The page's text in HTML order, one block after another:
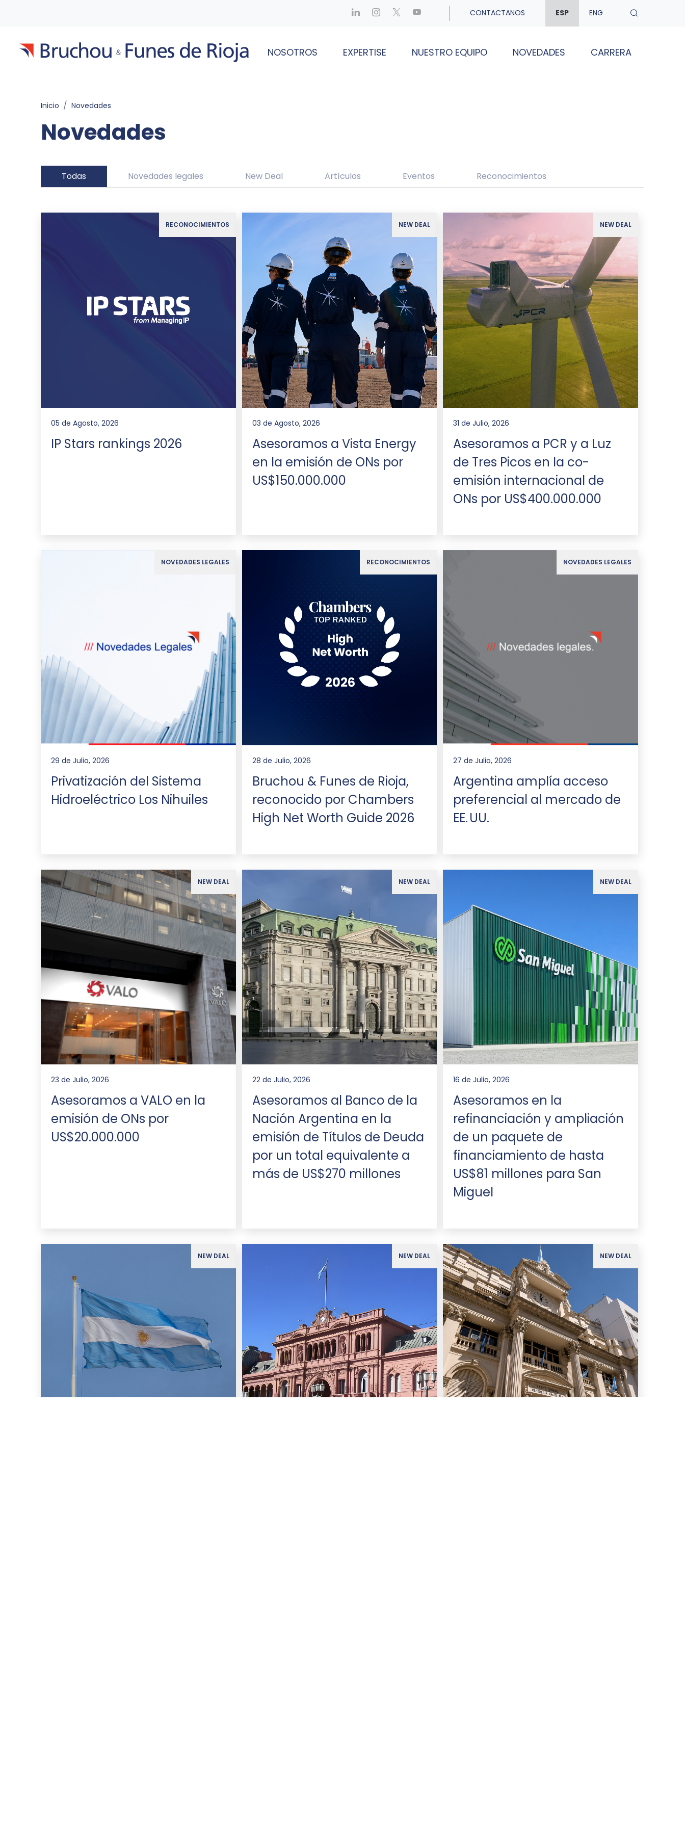
CONTACTANOS ESP ENG
NOSOTROS EXPERTISE NUESTRO EQUIPO NOVEDADES CARRERA
Inicio Novedades
Novedades
Todas Novedades legales New Deal Artículos Eventos Reconocimientos
RECONOCIMIENTOS
05 de Agosto, 2026
IP Stars rankings 2026
NEW DEAL
03 de Agosto, 2026
Asesoramos a Vista Energy
en la emisión de ONs por
US$150.000.000
NEW DEAL
31 de Julio, 2026
Asesoramos a PCR y a Luz
de Tres Picos en la co-
emisión internacional de
ONs por US$400.000.000
NOVEDADES LEGALES
29 de Julio, 2026
Privatización del Sistema
Hidroeléctrico Los Nihuiles
RECONOCIMIENTOS
28 de Julio, 2026
Bruchou & Funes de Rioja,
reconocido por Chambers
High Net Worth Guide 2026
NOVEDADES LEGALES
27 de Julio, 2026
Argentina amplía acceso
preferencial al mercado de
EE. UU.
NEW DEAL
23 de Julio, 2026
Asesoramos a VALO en la
emisión de ONs por
US$20.000.000
NEW DEAL
22 de Julio, 2026
Asesoramos al Banco de la
Nación Argentina en la
emisión de Títulos de Deuda
por un total equivalente a
más de US$270 millones
NEW DEAL
16 de Julio, 2026
Asesoramos en la
refinanciación y ampliación
de un paquete de
financiamiento de hasta
US$81 millones para San
Miguel
NEW DEAL NEW DEAL NEW DEAL